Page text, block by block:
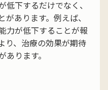
下するだけでなく、
あります。例えば、
力が低下することが報
り、治療の効果が期待
ります。